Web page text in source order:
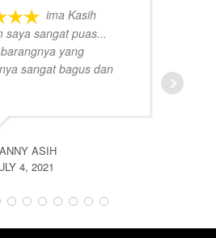
ima Kasih
saya sangat puas...
yang
sangat bagus dan
ASIH
4, 2021